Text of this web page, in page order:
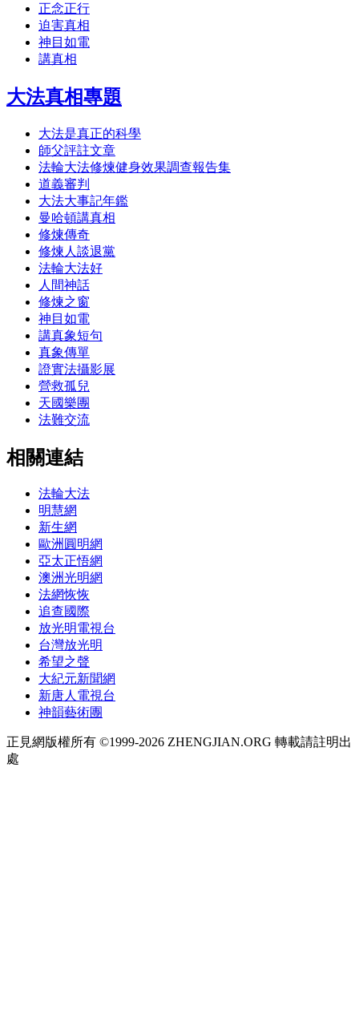
正念正行
迫害真相
神目如電
講真相
大法真相專題
大法是真正的科學
師父評註文章
法輪大法修煉健身效果調查報告集
道義審判
大法大事記年鑑
曼哈頓講真相
修煉傳奇
修煉人談退黨
法輪大法好
人間神話
修煉之窗
神目如電
講真象短句
真象傳單
證實法攝影展
營救孤兒
天國樂團
法難交流
相關連結
法輪大法
明慧網
新生網
歐洲圓明網
亞太正悟網
澳洲光明網
法網恢恢
追查國際
放光明電視台
台灣放光明
希望之聲
大紀元新聞網
新唐人電視台
神韻藝術團
正見網版權所有 ©1999-2026 ZHENGJIAN.ORG 轉載請註明出
處